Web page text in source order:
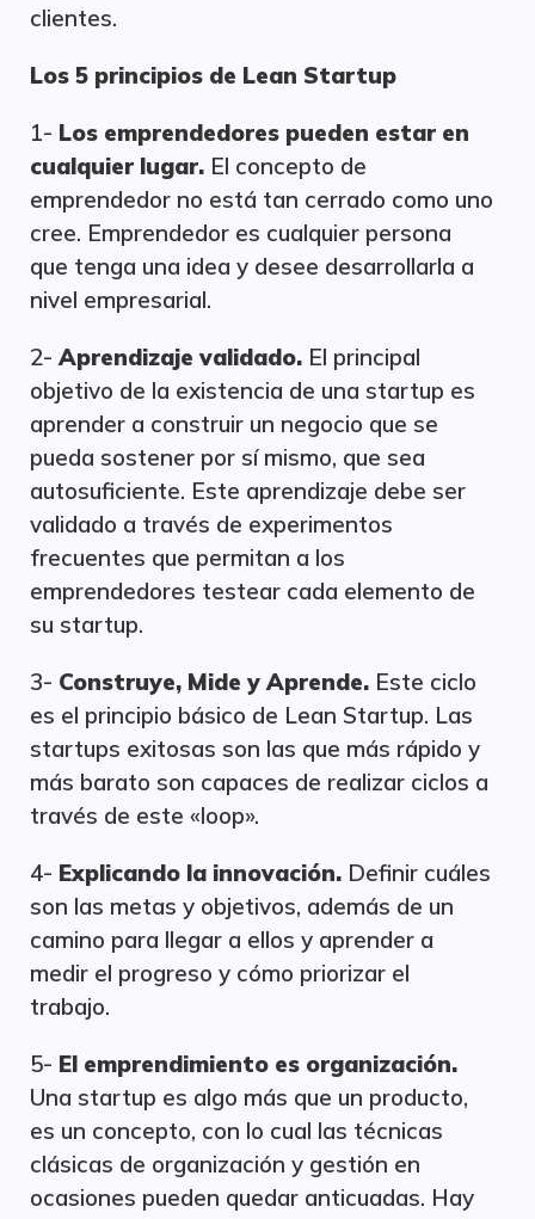
clientes.
Los 5 principios de Lean Startup
1- Los emprendedores pueden estar en
cualquier lugar. El concepto de
emprendedor no está tan cerrado como uno
cree. Emprendedor es cualquier persona
que tenga una idea y desee desarrollarla a
nivel empresarial.
2-Aprendizaje validado. El principal
objetivo de la existencia de una startup es
aprender a construir un negocio que se
pueda sostener por sí mismo, que sea
autosuficiente. Este aprendizaje debe ser
validado a través de experimentos
frecuentes que permitan a los
emprendedores testear cada elemento de
su startup.
3- Construye, Mide y Aprende. Este ciclo
es el principio básico de Lean Startup. Las
startups exitosas son las que más rápido y
más barato son capaces de realizar ciclos a
través de este «loop».
4- Explicando la innovación. Definir cuáles
son las metas y objetivos, además de un
camino para llegar a ellos y aprender a
medir el progreso y cómo priorizar el
trabajo.
5- El emprendimiento es organización.
Una startup es algo más que un producto,
es un concepto, con lo cual las técnicas
clásicas de organización y gestión en
ocasiones pueden quedar anticuadas. Hay